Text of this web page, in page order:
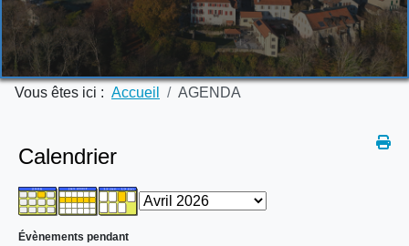
Vous êtes ici : Accueil AGENDA
Calendrier
Évènements pendant